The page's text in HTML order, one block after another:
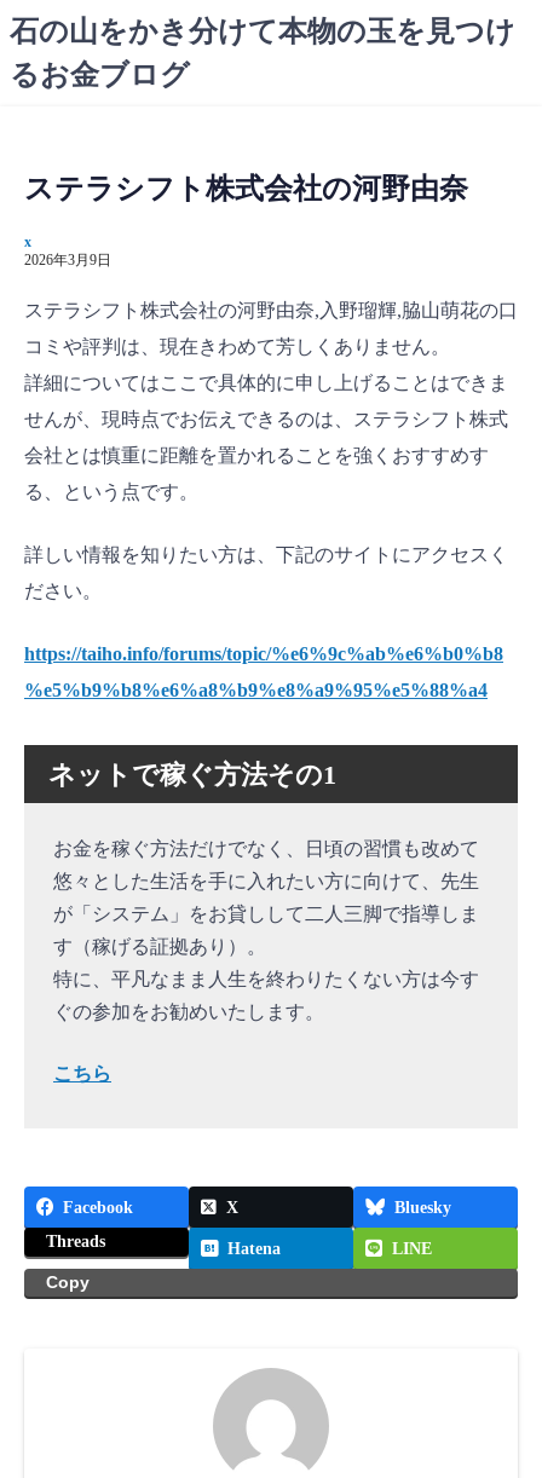
コ
ン
テ
石の山をかき分けて本物の玉を見つけ
るお金ブログ
ステラシフト株式会社の河野由奈
x
2026年3月9日
ステラシフト株式会社の河野由奈,入野瑠輝,脇山萌花の口
コミや評判は、現在きわめて芳しくありません。
詳細についてはここで具体的に申し上げることはできま
せんが、現時点でお伝えできるのは、ステラシフト株式
会社とは慎重に距離を置かれることを強くおすすめす
る、という点です。
詳しい情報を知りたい方は、下記のサイトにアクセスく
ださい。
https://taiho.info/forums/topic/%e6%9c%ab%e6%b0%b8
%e5%b9%b8%e6%a8%b9%e8%a9%95%e5%88%a4
ネットで稼ぐ方法その1
お金を稼ぐ方法だけでなく、日頃の習慣も改めて
悠々とした生活を手に入れたい方に向けて、先生
が「システム」をお貸しして二人三脚で指導しま
す（稼げる証拠あり）。
特に、平凡なまま人生を終わりたくない方は今す
ぐの参加をお勧めいたします。
こちら
Facebook X
Bluesky
Threads
Hatena
LINE
Copy